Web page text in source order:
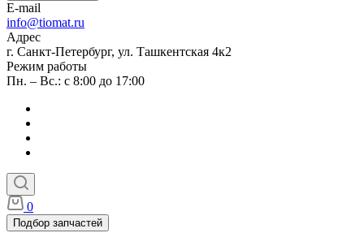
E-mail
info@tiomat.ru
Адрес
г. Санкт-Петербург, ул. Ташкентская 4к2
Режим работы
Пн. – Вс.: с 8:00 до 17:00
0
Подбор запчастей